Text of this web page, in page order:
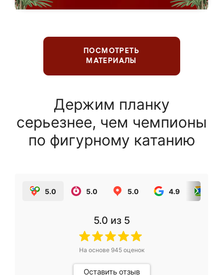
ПОСМОТРЕТЬ
МАТЕРИАЛЫ
Держим планку
серьезнее, чем чемпионы
по фигурному катанию
5.0 5.0 5.0 4.9
5.0 из 5
На основе 945оценок
Оставить отзыв